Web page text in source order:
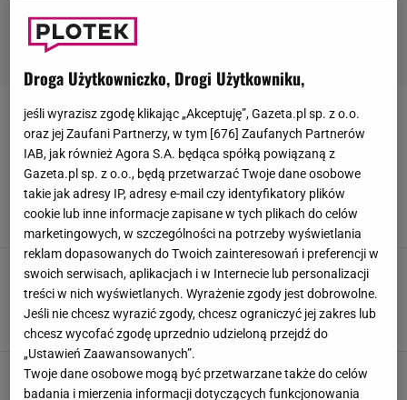
MANGO
Koszule z wiązaniem zmienią zwykłą stylizację
w modowy HIT. Zobacz co znajdziesz w Mango,
Reserved i Answear
Natalia Szyperek, 17 MARCA 2026, 07:01
Pastelowe sukienki wracają na wiosnę. Modele
z Sinsay, Mango i Zary wyglądają jak z
paryskiej ulicy
Natalia Szyperek, 10 MARCA 2026, 21:17
Bluzki z Reserved i Mango wyglądają
luksusowo, a kosztują mniej, niż myślisz. W
Droga Użytkowniczko, Drogi Użytkowniku,
jeśli wyrazisz zgodę klikając „Akceptuję”, Gazeta.pl sp. z o.o.
oraz jej Zaufani Partnerzy, w tym [676] Zaufanych Partnerów
IAB, jak również Agora S.A. będąca spółką powiązaną z
Gazeta.pl sp. z o.o., będą przetwarzać Twoje dane osobowe
takie jak adresy IP, adresy e-mail czy identyfikatory plików
cookie lub inne informacje zapisane w tych plikach do celów
marketingowych, w szczególności na potrzeby wyświetlania
reklam dopasowanych do Twoich zainteresowań i preferencji w
swoich serwisach, aplikacjach i w Internecie lub personalizacji
treści w nich wyświetlanych. Wyrażenie zgody jest dobrowolne.
Jeśli nie chcesz wyrazić zgody, chcesz ograniczyć jej zakres lub
chcesz wycofać zgodę uprzednio udzieloną przejdź do
„Ustawień Zaawansowanych”.
Twoje dane osobowe mogą być przetwarzane także do celów
badania i mierzenia informacji dotyczących funkcjonowania